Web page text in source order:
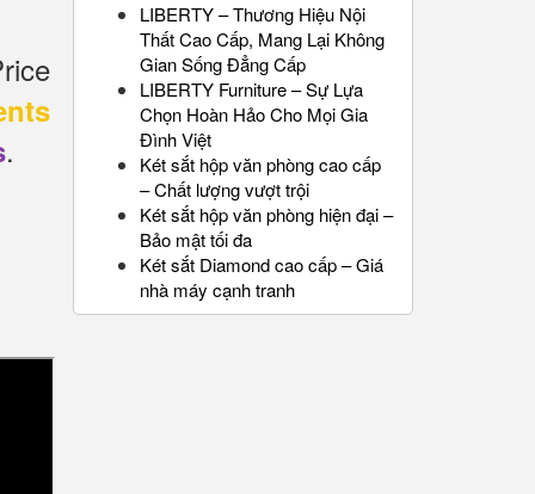
.
LIBERTY – Thương Hiệu Nội
Thất Cao Cấp, Mang Lại Không
Gian Sống Đẳng Cấp
LIBERTY Furniture – Sự Lựa
Chọn Hoàn Hảo Cho Mọi Gia
Đình Việt
Két sắt hộp văn phòng cao cấp
– Chất lượng vượt trội
Két sắt hộp văn phòng hiện đại –
Bảo mật tối đa
Két sắt Diamond cao cấp – Giá
nhà máy cạnh tranh